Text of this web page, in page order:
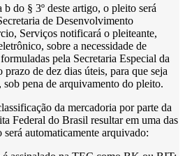
do § 3º deste artigo, o pleito será
de Desenvolvimento
Serviços notificará o pleiteante,
sobre a necessidade de
pela Secretaria Especial da
de dez dias úteis, para que seja
pena de arquivamento do pleito.
da mercadoria por parte da
Federal do Brasil resultar em uma das
será automaticamente arquivado: